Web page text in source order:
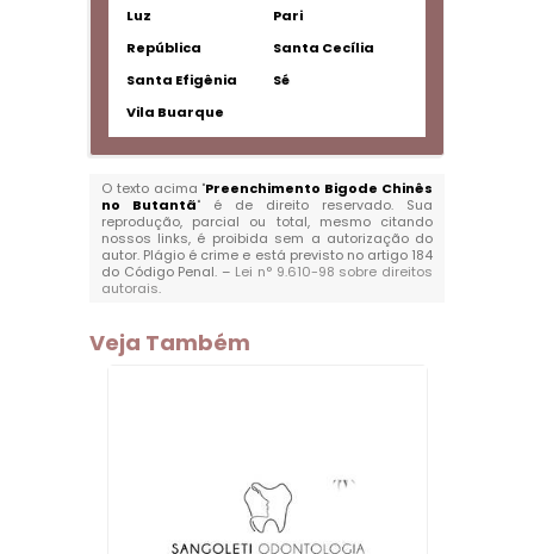
Luz
Pari
República
Santa Cecília
Santa Efigênia
Sé
Vila Buarque
O texto acima "Preenchimento Bigode Chinês
no Butantã" é de direito reservado. Sua
reprodução, parcial ou total, mesmo citando
nossos links, é proibida sem a autorização do
autor. Plágio é crime e está previsto no artigo 184
do Código Penal. – Lei n° 9.610-98 sobre direitos
autorais.
Veja Também